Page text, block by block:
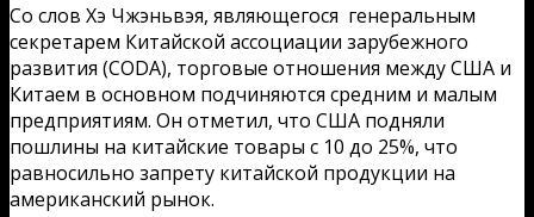
Со слов Хэ Чжэньвэя, являющегося генеральным
секретарем Китайской ассоциации зарубежного
развития (CODA), торговые отношения между США и
Китаем в основном подчиняются средним и малым
предприятиям. Он отметил, что США подняли
пошлины на китайские товары с 10 до 25%, что
равносильно запрету китайской продукции на
американский рынок.